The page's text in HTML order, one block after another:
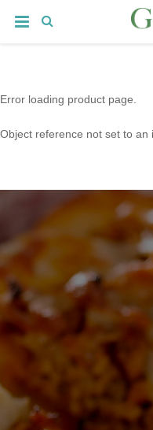
Error loading product page.
Object reference not set to an